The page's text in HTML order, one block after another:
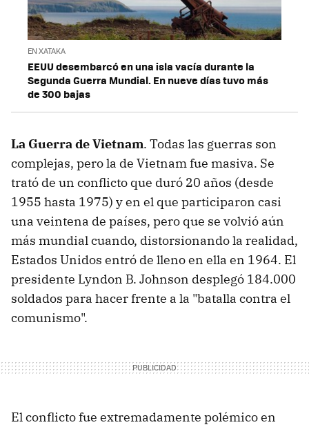
EN XATAKA
EEUU desembarcó en una isla vacía durante la
Segunda Guerra Mundial. En nueve días tuvo más
de 300 bajas
La Guerra de Vietnam. Todas las guerras son
complejas, pero la de Vietnam fue masiva. Se
trató de un conflicto que duró 20 años (desde
1955 hasta 1975) y en el que participaron casi
una veintena de países, pero que se volvió aún
más mundial cuando, distorsionando la realidad,
Estados Unidos entró de lleno en ella en 1964. El
presidente Lyndon B. Johnson desplegó 184.000
soldados para hacer frente a la "batalla contra el
comunismo".
El conflicto fue extremadamente polémico en